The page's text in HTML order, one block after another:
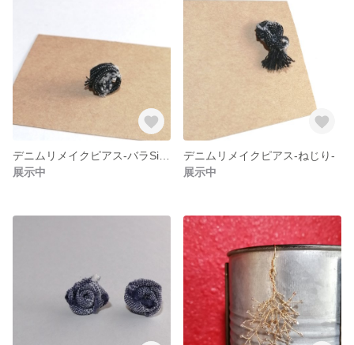
展示中
デニムリメイクピアス-ねじり-
展示中